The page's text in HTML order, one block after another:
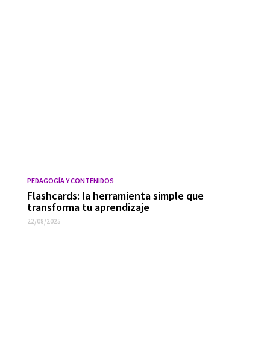
PEDAGOGÍA Y CONTENIDOS
Flashcards: la herramienta simple que
transforma tu aprendizaje
22/08/2025